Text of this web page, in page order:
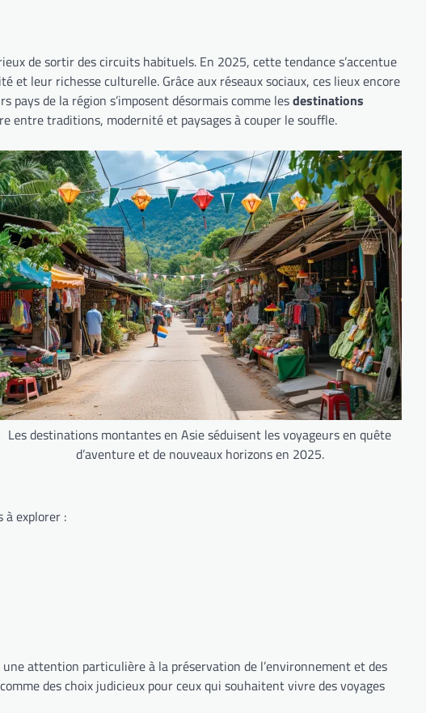
de sortir des circuits habituels. En 2025, cette tendance s’accentue
et leur richesse culturelle. Grâce aux réseaux sociaux, ces lieux encore
de la région s’imposent désormais comme lesdestinations
entre traditions, modernité et paysages à couper le souffle.
Les destinations montantes en Asie séduisent les voyageurs en quête
d’aventure et de nouveaux horizons en 2025.
à explorer :
attention particulière à la préservation de l’environnement et des
des choix judicieux pour ceux qui souhaitent vivre des voyages